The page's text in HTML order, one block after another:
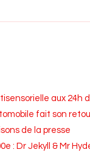
aux 24h
fait son
de la presse
: Dr Jekyll & Mr